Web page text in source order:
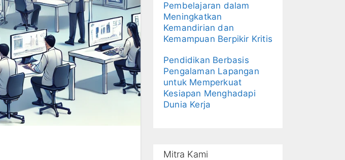
Pembelajaran dalam
Meningkatkan
Kemandirian dan
Kemampuan Berpikir Kritis
Pendidikan Berbasis
Pengalaman Lapangan
untuk Memperkuat
Kesiapan Menghadapi
Dunia Kerja
Mitra Kami